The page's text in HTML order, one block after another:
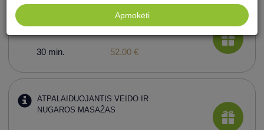
NUGAROS MASAŽAS
30 min. 52.00 €
ATPALAIDUOJANTIS VEIDO IR
NUGAROS MASAŽAS
Apmokėti